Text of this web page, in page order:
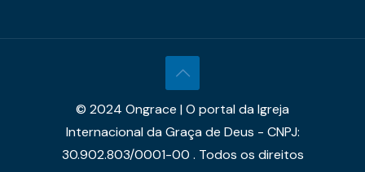
© 2024 Ongrace | O portal da Igreja
Internacional da Graça de Deus - CNPJ:
30.902.803/0001-00 . Todos os direitos